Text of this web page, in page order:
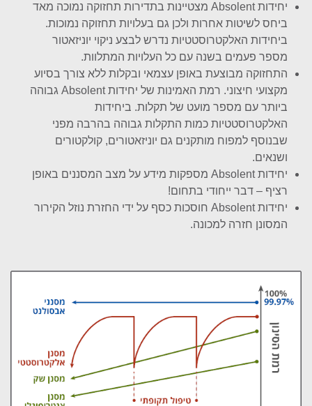
יחידות Absolent מצטיינות בתדירות תחזוקה נמוכה מאד
ביחס לשיטות אחרות ולכן גם בעלויות תחזוקה נמוכות.
ביחידות האלקטרוסטטיות נדרש לבצע ניקוי יוניזאטור
מספר פעמים בשנה עם כל העלויות המתלוות.
התחזוקה מבוצעת באופן עצמאי ובקלות ללא צורך בסיוע
מקצועי חיצוני. רמת האמינות של יחידות Absolent גבוהה
ביותר עם מספר מועט של תקלות. ביחידות
האלקטרוסטטיות כמות התקלות גבוהה בהרבה מפני
שבנוסף למפוח מותקנים גם יוניזאטורים, קולקטורים
ושנאים.
יחידות Absolent מספקות מידע על מצב המסננים באופן
רציף – דבר ייחודי בתחום!
יחידות Absolent חוסכות כסף על ידי החזרת נוזל הקירור
המסונן חזרה למכונה.